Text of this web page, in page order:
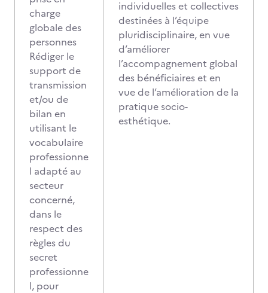
charge
globale des
personnes
Rédiger le
support de
transmission
et/ou de
bilan en
utilisant le
vocabulaire
professionne
l adapté au
secteur
concerné,
dans le
respect des
règles du
secret
professionne
l, pour
individuelles et collectives
destinées à l’équipe
pluridisciplinaire, en vue
d’améliorer
l’accompagnement global
des bénéficiaires et en
vue de l’amélioration de la
pratique socio-
esthétique.